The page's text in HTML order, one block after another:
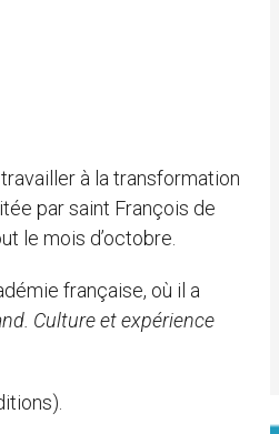
à la transformation
par saint François de
le mois d’octobre.
française, où il a
Culture et expérience